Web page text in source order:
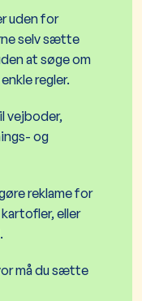
uden for
selv sætte
at søge om
regler.​
vejboder,
og
reklame for
eller
må du sætte